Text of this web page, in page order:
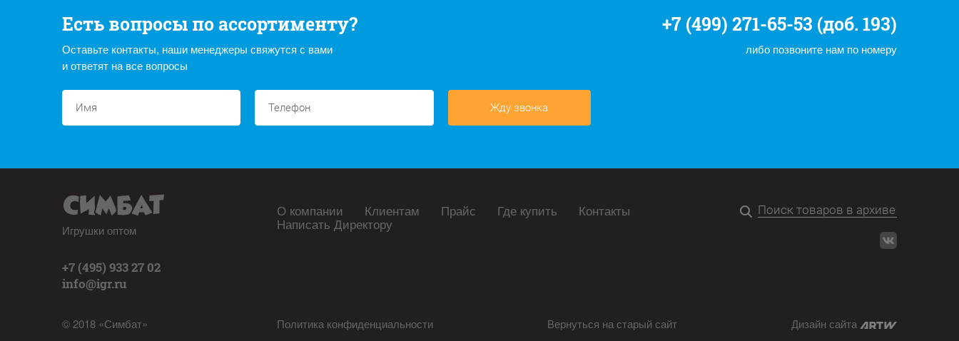
Есть вопросы по ассортименту?
Оставьте контакты, наши менеджеры свяжутся с вами
и ответят на все вопросы
+7 (499) 271-65-53 (доб. 193)
либо позвоните нам по номеру
Жду звонка
Игрушки оптом
+7 (495) 933 27 02
info@igr.ru
© 2018 «Симбат»
О компании Клиентам Прайс Где купить Контакты
Написать Директору
Политика конфиденциальности Вернуться на старый сайт Дизайн сайта